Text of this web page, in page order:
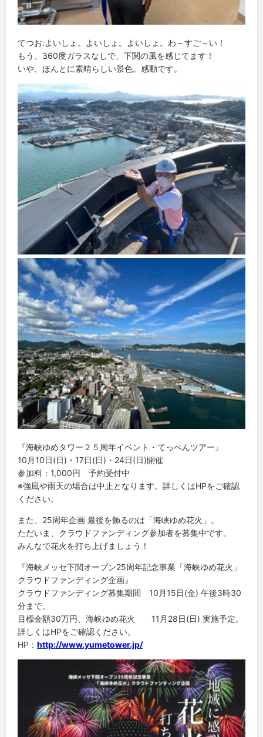
てつお:よいしょ。よいしょ。よいしょ。わ～すご～い！
もう、360度ガラスなしで、下関の風を感じてます！
いや、ほんとに素晴らしい景色。感動です。
『海峡ゆめタワー２５周年イベント・てっぺんツアー』
10月10日(日)・17日(日)・24日(日)開催
参加料：1,000円 予約受付中
※強風や雨天の場合は中止となります。詳しくはHPをご確認
ください。
また、25周年企画 最後を飾るのは「海峡ゆめ花火」。
ただいま、クラウドファンディング参加者を募集中です。
みんなで花火を打ち上げましょう！
『海峡メッセ下関オープン25周年記念事業「海峡ゆめ花火」
クラウドファンディング企画』
クラウドファンディング募集期間 10月15日(金) 午後3時30
分まで。
目標金額30万円、海峡ゆめ花火 11月28日(日) 実施予定。
詳しくはHPをご確認ください。
HP： http://www.yumetower.jp/